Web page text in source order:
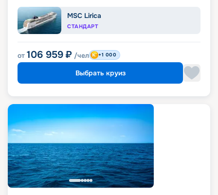
MSC Lirica
СТАНДАРТ
от 106 959 ₽ /чел +1 000
Выбрать круиз